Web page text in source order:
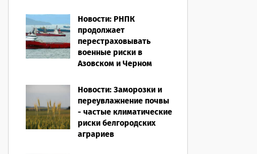
Новости: РНПК
продолжает
перестраховывать
военные риски в
Азовском и Черном
06.08.2026
Новости: Заморозки и
переувлажнение почвы
- частые климатические
риски белгородских
аграриев